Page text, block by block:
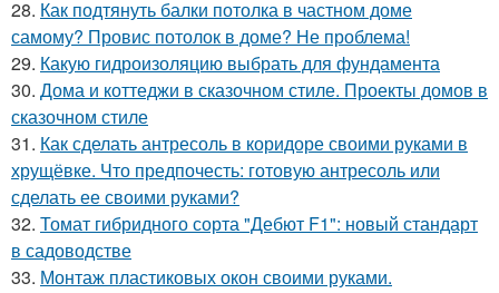
28. Как подтянуть балки потолка в частном доме
самому? Провис потолок в доме? Не проблема!
29. Какую гидроизоляцию выбрать для фундамента
30. Дома и коттеджи в сказочном стиле. Проекты домов в
сказочном стиле
31. Как сделать антресоль в коридоре своими руками в
хрущёвке. Что предпочесть: готовую антресоль или
сделать ее своими руками?
32. Томат гибридного сорта "Дебют F1": новый стандарт
в садоводстве
33. Монтаж пластиковых окон своими руками.